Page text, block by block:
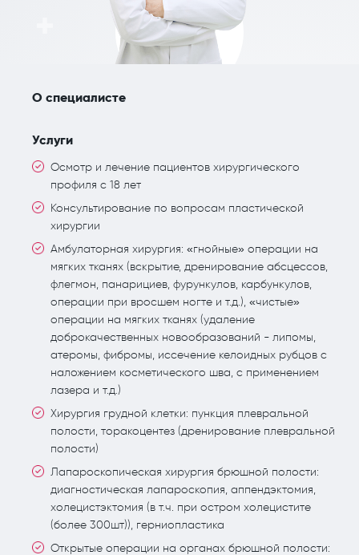
О специалисте
Услуги
Осмотр и лечение пациентов хирургического
профиля с 18 лет
Консультирование по вопросам пластической
хирургии
Амбулаторная хирургия: «гнойные» операции на
мягких тканях (вскрытие, дренирование абсцессов,
флегмон, панарициев, фурункулов, карбункулов,
операции при вросшем ногте и т.д.), «чистые»
операции на мягких тканях (удаление
доброкачественных новообразований - липомы,
атеромы, фибромы, иссечение келоидных рубцов с
наложением косметического шва, с применением
лазера и т.д.)
Хирургия грудной клетки: пункция плевральной
полости, торакоцентез (дренирование плевральной
полости)
Лапароскопическая хирургия брюшной полости:
диагностическая лапароскопия, аппендэктомия,
холецистэктомия (в т.ч. при остром холецистите
(более 300шт)), герниопластика
Открытые операции на органах брюшной полости: